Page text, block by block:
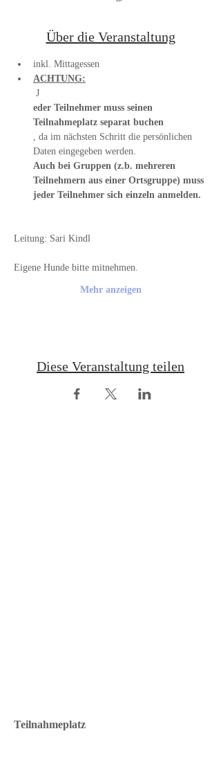
Über die Veranstaltung
inkl. Mittagessen
ACHTUNG:
J
eder Teilnehmer muss seinen
Teilnahmeplatz separat buchen
, da im nächsten Schritt die persönlichen
Daten eingegeben werden.
Auch bei Gruppen (z.b. mehreren
Teilnehmern aus einer Ortsgruppe) muss
jeder Teilnehmer sich einzeln anmelden.
Leitung: Sari Kindl
Eigene Hunde bitte mitnehmen.
Mehr anzeigen
Diese Veranstaltung teilen
Teilnahmeplatz